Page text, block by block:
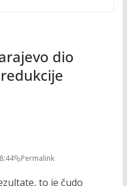
dio
Permalink
to je čudo